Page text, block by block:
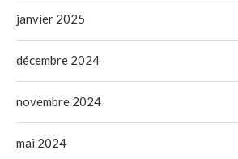
janvier 2025
décembre 2024
novembre 2024
mai 2024